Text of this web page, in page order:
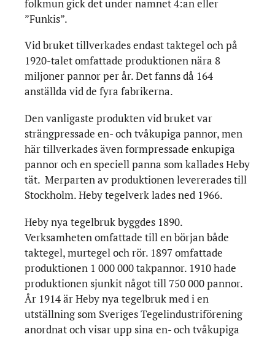
folkmun gick det under namnet 4:an eller
”Funkis”.
Vid bruket tillverkades endast taktegel och på
1920-talet omfattade produktionen nära 8
miljoner pannor per år. Det fanns då 164
anställda vid de fyra fabrikerna.
Den vanligaste produkten vid bruket var
strängpressade en- och tvåkupiga pannor, men
här tillverkades även formpressade enkupiga
pannor och en speciell panna som kallades Heby
tät. Merparten av produktionen levererades till
Stockholm. Heby tegelverk lades ned 1966.
Heby nya tegelbruk byggdes 1890.
Verksamheten omfattade till en början både
taktegel, murtegel och rör. 1897 omfattade
produktionen 1 000 000 takpannor. 1910 hade
produktionen sjunkit något till 750 000 pannor.
År 1914 är Heby nya tegelbruk med i en
utställning som Sveriges Tegelindustriförening
anordnat och visar upp sina en- och tvåkupiga